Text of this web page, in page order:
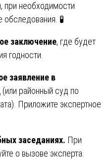
при необходимости
🧪
заключение, где будет
годности.
заявление в
(или районный суд по
Приложите экспертное
заседаниях. При
о вызове эксперта.